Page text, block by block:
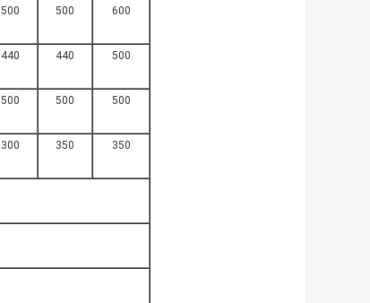
500 500 600
440 440 500
500 500 500
300 350 350